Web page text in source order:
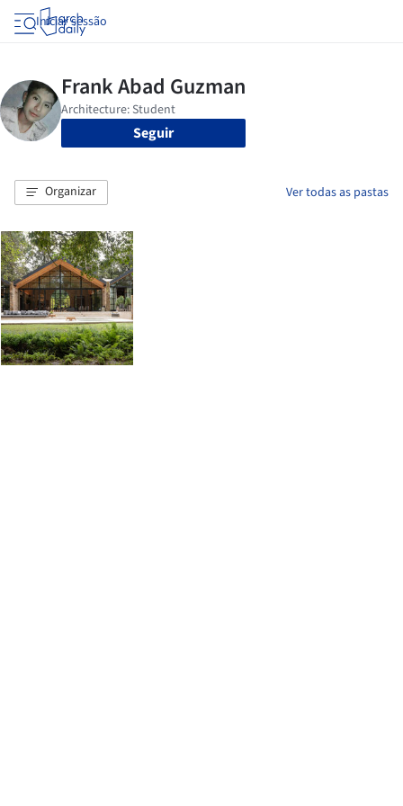
Iniciar sessão
Seguir
Organizar Ver todas as pastas